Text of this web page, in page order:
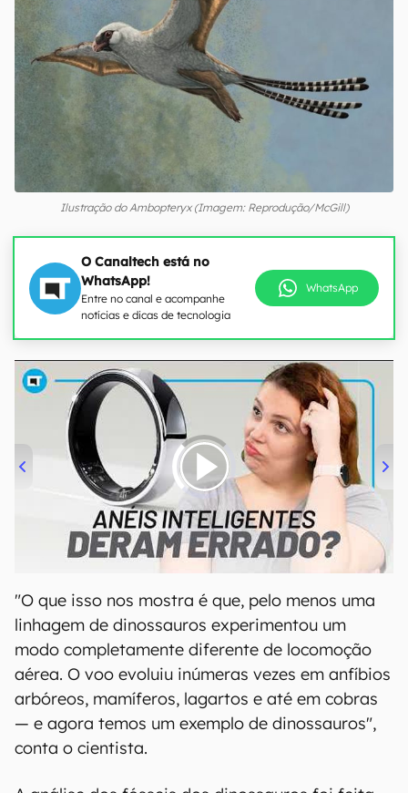
Ilustração do Ambopteryx (Imagem: Reprodução/McGill)
O Canaltech está no
WhatsApp!
Entre no canal e acompanhe
notícias e dicas de tecnologia
WhatsApp
00:00/21:11
"O que isso nos mostra é que, pelo menos uma
linhagem de dinossauros experimentou um
modo completamente diferente de locomoção
aérea. O voo evoluiu inúmeras vezes em anfíbios
arbóreos, mamíferos, lagartos e até em cobras
— e agora temos um exemplo de dinossauros",
conta o cientista.